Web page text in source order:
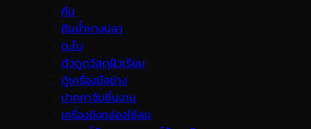
คีม
คีมย้ำหางปลา
ตะไบ
ตัวดูดวัสดุผิวเรียบ
ตู้เครื่องมือช่าง
ปากกาจับชิ้นงาน
เครื่องยิงกล่องใช้ลม